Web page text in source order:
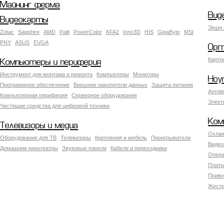
Майнинг ферма
Экшн
Видеокарты
Zotac Sapphire AMD Palit PowerColor KFA2 Inno3D HIS GigaByte
MSI
PNY
ASUS EVGA
Компьютеры и периферия
Инструмент для монтажа и ремонта Компьютеры
Мониторы
Программное обеспечение
Внешние накопители данных
Защита питания
Компьютерная периферия
Серверное оборудование
Чистящие средства для цифровой техники
Телевизоры и медиа
Оборудование для ТВ Телевизоры Крепления и мебель
Проигрыватели
Домашние кинотеатры
Звуковые панели Кабели и переходники